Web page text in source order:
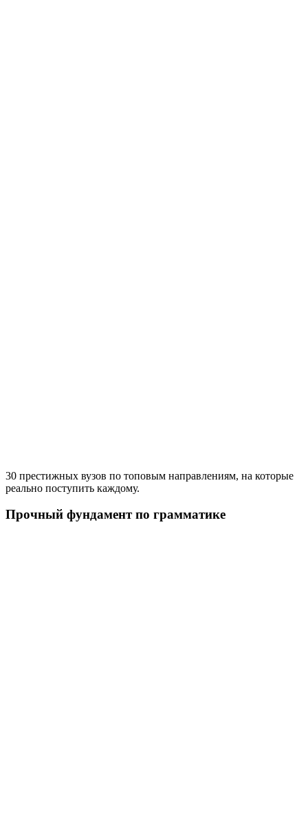
30 престижных вузов по топовым направлениям, на которые
реально поступить каждому.
Прочный фундамент по грамматике